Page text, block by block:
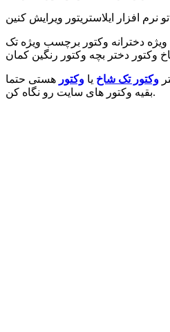
دخترانه وکتور برچسب ویژه تک
وکتور دختر بچه وکتور رنگین کمان
وکتور تک شاخ یا وکتور هستی حتما
بقیه وکتور های سایت رو نگاه کن.